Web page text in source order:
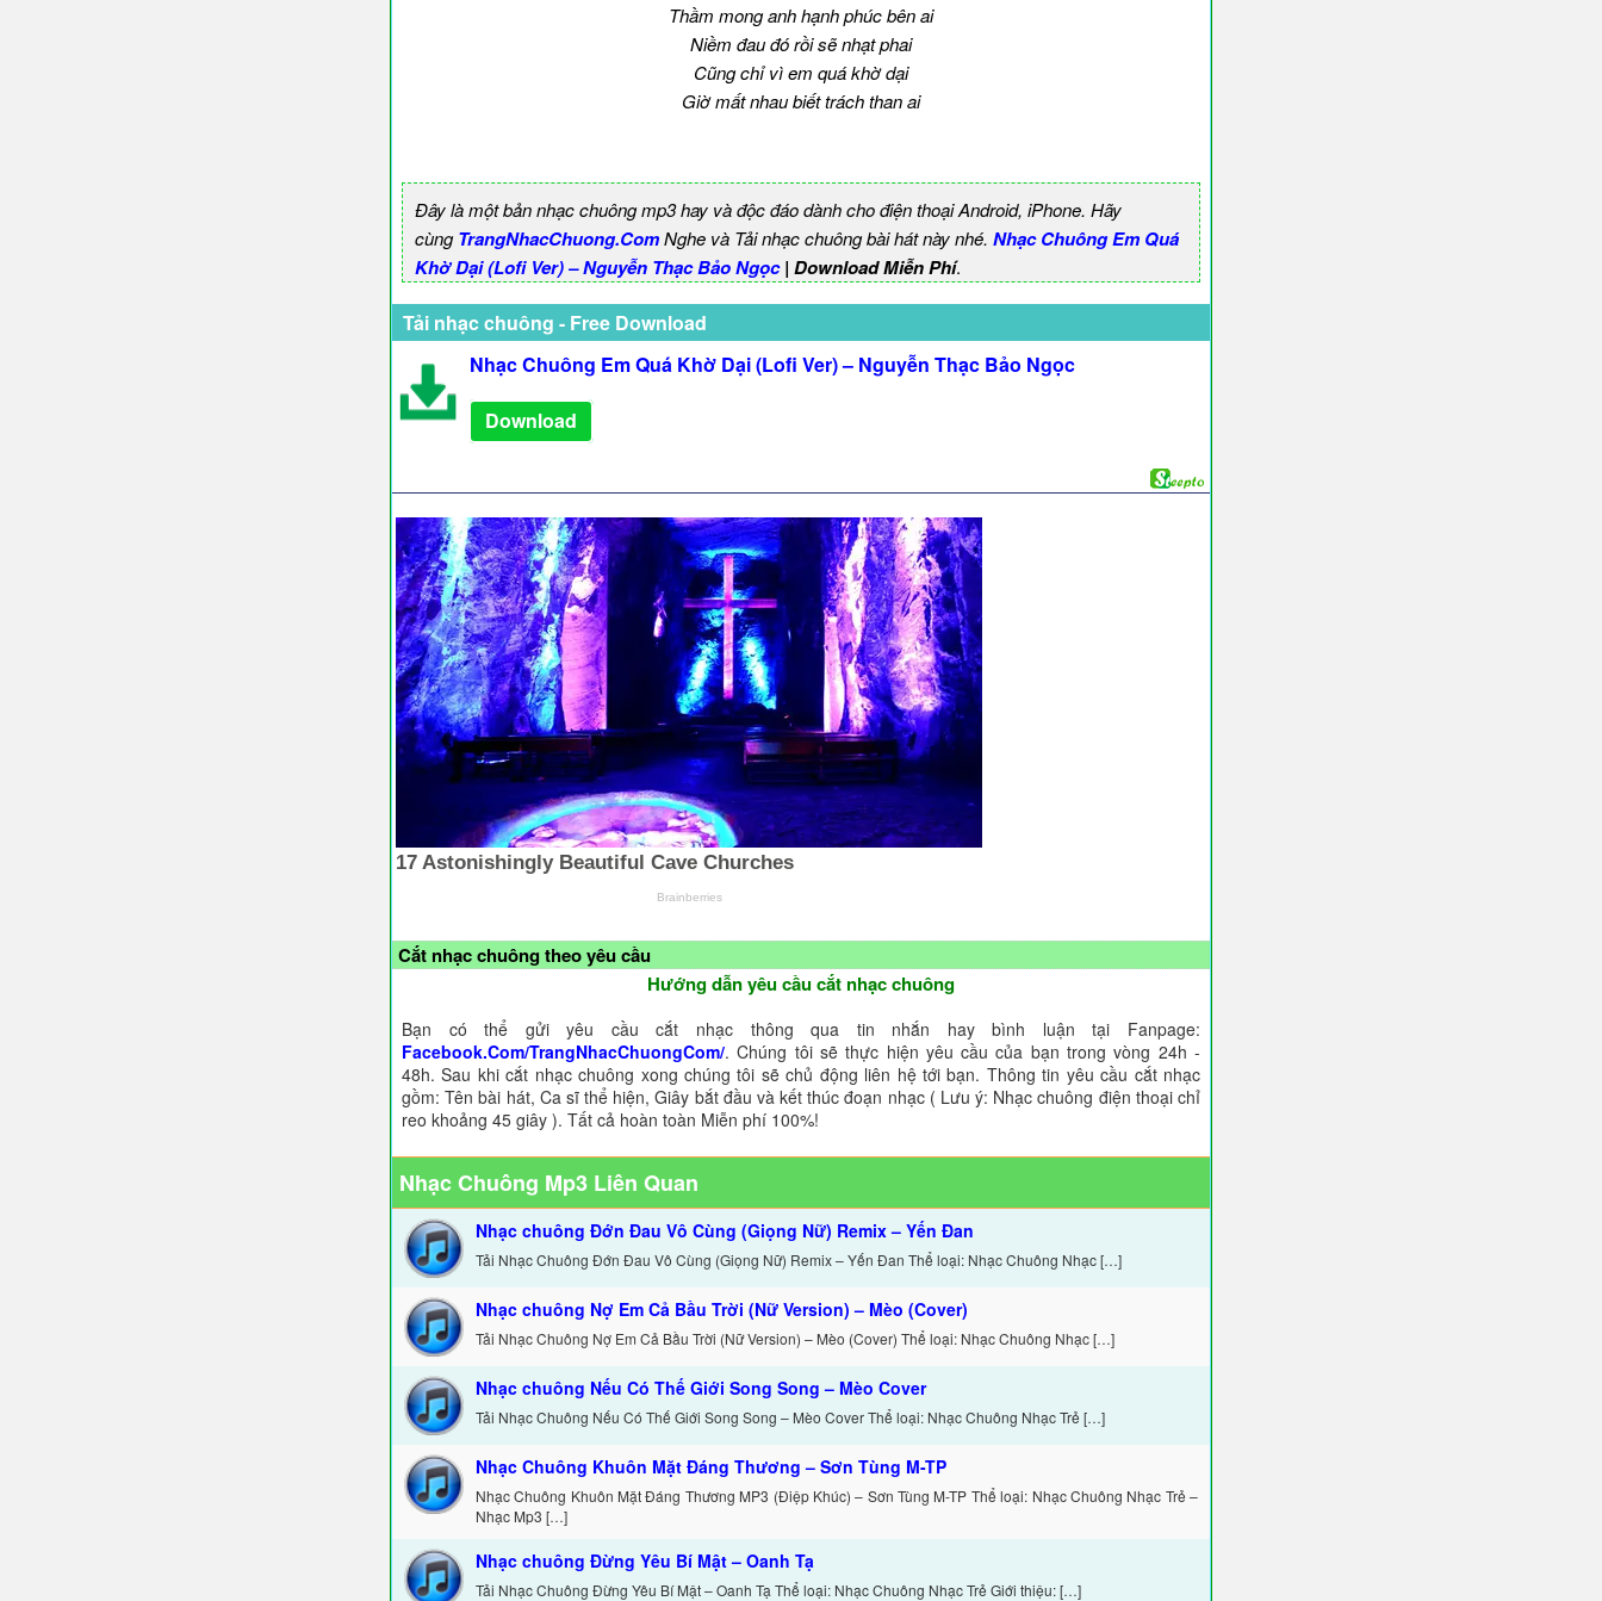
Thầm mong anh hạnh phúc bên ai
Niềm đau đó rồi sẽ nhạt phai
Cũng chỉ vì em quá khờ dại
Giờ mất nhau biết trách than ai
Đây là một bản nhạc chuông mp3 hay và độc đáo dành cho điện thoại Android, iPhone. Hãy
cùngTrangNhacChuong.ComNghe và Tải nhạc chuông bài hát này nhé. Nhạc Chuông Em Quá
Khờ Dại (Lofi Ver) – Nguyễn Thạc Bảo Ngọc| Download Miễn Phí.
Tải nhạc chuông - Free Download
Nhạc Chuông Em Quá Khờ Dại (Lofi Ver) – Nguyễn Thạc Bảo Ngọc
Download
Cắt nhạc chuông theo yêu cầu
Hướng dẫn yêu cầu cắt nhạc chuông
Bạn có thể gửi yêu cầu cắt nhạc thông qua tin nhắn hay bình luận tại Fanpage:
Facebook.Com/TrangNhacChuongCom/. Chúng tôi sẽ thực hiện yêu cầu của bạn trong vòng 24h -
48h. Sau khi cắt nhạc chuông xong chúng tôi sẽ chủ động liên hệ tới bạn. Thông tin yêu cầu cắt nhạc
gồm: Tên bài hát, Ca sĩ thể hiện, Giây bắt đầu và kết thúc đoạn nhạc ( Lưu ý: Nhạc chuông điện thoại chỉ
reo khoảng 45 giây ). Tất cả hoàn toàn Miễn phí 100%!
Nhạc Chuông Mp3 Liên Quan
Nhạc chuông Đớn Đau Vô Cùng (Giọng Nữ) Remix – Yến Đan
Tải Nhạc Chuông Đớn Đau Vô Cùng (Giọng Nữ) Remix – Yến Đan Thể loại: Nhạc Chuông Nhạc […]
Nhạc chuông Nợ Em Cả Bầu Trời (Nữ Version) – Mèo (Cover)
Tải Nhạc Chuông Nợ Em Cả Bầu Trời (Nữ Version) – Mèo (Cover) Thể loại: Nhạc Chuông Nhạc […]
Nhạc chuông Nếu Có Thế Giới Song Song – Mèo Cover
Tải Nhạc Chuông Nếu Có Thế Giới Song Song – Mèo Cover Thể loại: Nhạc Chuông Nhạc Trẻ […]
Nhạc Chuông Khuôn Mặt Đáng Thương – Sơn Tùng M-TP
Nhạc Chuông Khuôn Mặt Đáng Thương MP3 (Điệp Khúc) – Sơn Tùng M-TP Thể loại: Nhạc Chuông Nhạc Trẻ –
Nhạc Mp3 […]
Nhạc chuông Đừng Yêu Bí Mật – Oanh Tạ
Tải Nhạc Chuông Đừng Yêu Bí Mật – Oanh Tạ Thể loại: Nhạc Chuông Nhạc Trẻ Giới thiệu: […]